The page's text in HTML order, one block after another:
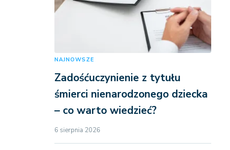
NAJNOWSZE
Zadośćuczynienie z tytułu
śmierci nienarodzonego dziecka
– co warto wiedzieć?
6 sierpnia 2026